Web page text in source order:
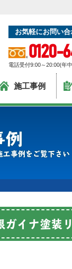
お気軽にお問い
0120-
電話受付9:00～20:00(年
施工事例
事例をご覧下さい
イナ塗装